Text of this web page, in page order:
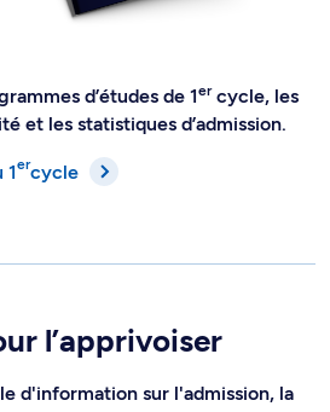
d’études de 1ercycle, les
et les statistiques d’admission.
1ercycle
l’apprivoiser
d'information sur l'admission, la